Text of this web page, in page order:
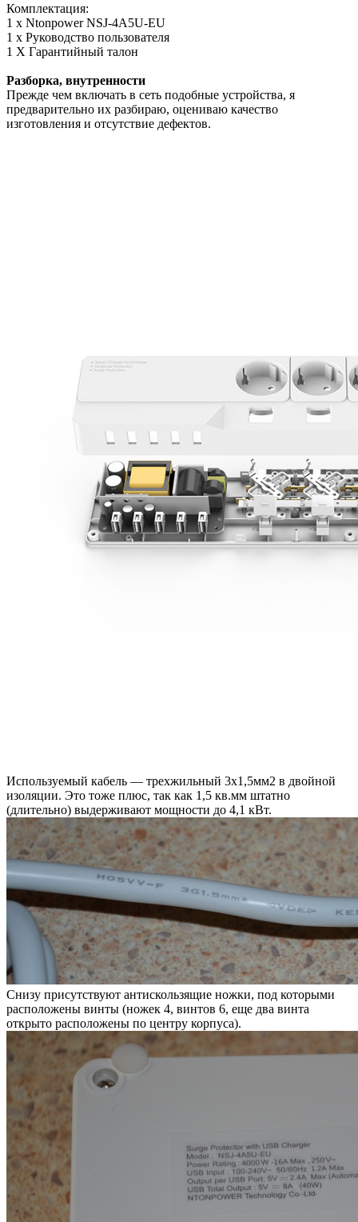
Комплектация:
1 x Ntonpower NSJ-4A5U-EU
1 х Руководство пользователя
1 X Гарантийный талон
Разборка, внутренности
Прежде чем включать в сеть подобные устройства, я
предварительно их разбираю, оцениваю качество
изготовления и отсутствие дефектов.
Используемый кабель — трехжильный 3х1,5мм2 в двойной
изоляции. Это тоже плюс, так как 1,5 кв.мм штатно
(длительно) выдерживают мощности до 4,1 кВт.
Снизу присутствуют антискользящие ножки, под которыми
расположены винты (ножек 4, винтов 6, еще два винта
открыто расположены по центру корпуса).